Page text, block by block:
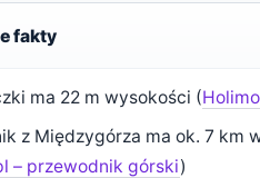
fakty
ma 22 m wysokości (
z Międzygórza ma ok. 7 km
– przewodnik górski)